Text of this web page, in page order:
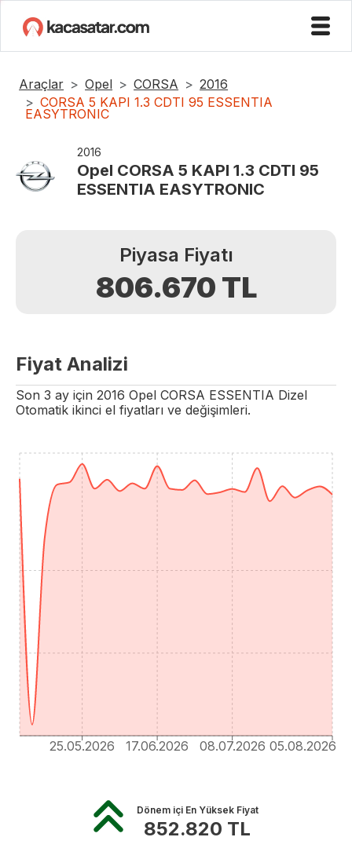
Araçlar Opel CORSA
2016
CORSA 5 KAPI 1.3 CDTI 95 ESSENTIA
EASYTRONIC
2016
Opel CORSA 5 KAPI 1.3 CDTI 95
ESSENTIA EASYTRONIC
Piyasa Fiyatı
806.670 TL
Fiyat Analizi
Son 3 ay için 2016 Opel CORSA ESSENTIA Dizel
Otomatik ikinci el fiyatları ve değişimleri.
25.05.2026 17.06.2026 08.07.2026 05.08.2026
Dönem içi En Yüksek Fiyat
852.820 TL